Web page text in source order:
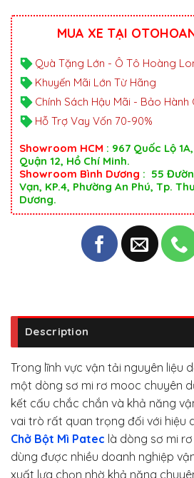
MUA XE TẠI
Quà Tặng Lớn - Ô Tô Hoàng
Khuyến Mãi Lớn Từ Hãng
Chính Sách Hậu Mãi - Bảo Hành
Hỗ Trợ Vay Vốn 70-90%
Showroom HCM : 967 Quốc Lộ
Quận 12, Hồ Chí Minh.
Showroom Bình Dương : 55
Vạn, KP.4, Phường An Phú, Tp.
Dương.
Description
Trong lĩnh vực vận tải nguyên liệu
một dòng sơ mi rơ mooc chuyên
kết cấu chắc chắn và khả năng
vai trò rất quan trọng đối với hiệu
Chở Bột Mì Patec là dòng sơ mi
dùng được nhiều doanh nghiệp
xuất lựa chọn nhờ khả năng